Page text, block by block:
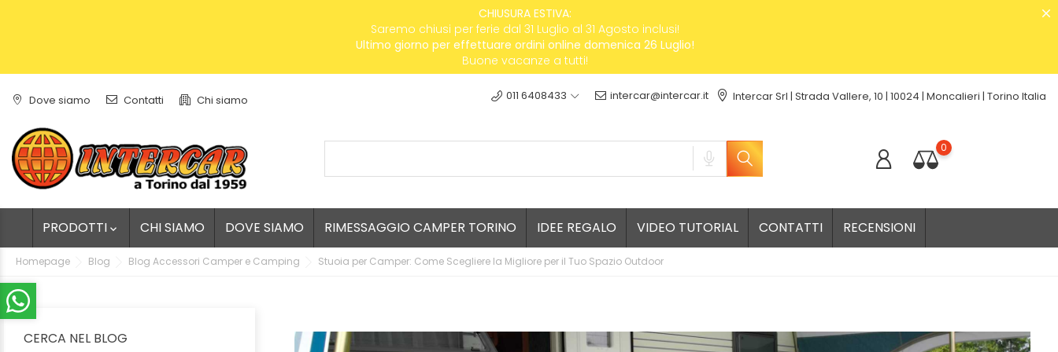
CHIUSURA ESTIVA:
Saremo chiusi per ferie dal 31 Luglio al 31 Agosto inclusi!
Ultimo giorno per effettuare ordini online domenica 26 Luglio!
Buone vacanze a tutti!
Dove siamo Contatti Chi siamo 011 6408433 intercar@intercar.it Intercar Srl | Strada Vallere, 10 | 10024 | Moncalieri | Torino Italia
0
PRODOTTI  CHI SIAMO DOVE SIAMO RIMESSAGGIO CAMPER TORINO IDEE REGALO VIDEO TUTORIAL CONTATTI RECENSIONI
Homepage Blog Blog Accessori Camper e Camping Stuoia per Camper: Come Scegliere la Migliore per il Tuo Spazio Outdoor
CERCA NEL BLOG